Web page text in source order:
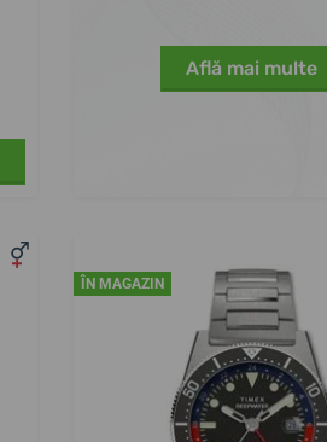
Află mai multe
ÎN MAGAZIN